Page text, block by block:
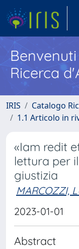
Ricerca
IRIS Catalogo
1.1 Articolo in
«Iam redit
lettura per
giustizia
MARCOZZI,
2023-01-01
Abstract